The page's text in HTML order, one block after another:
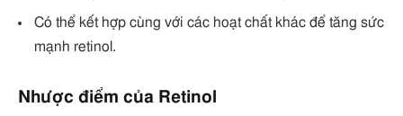
Có thể kết hợp cùng với các hoạt chất khác để tăng sức
mạnh retinol.
Nhược điểm của Retinol